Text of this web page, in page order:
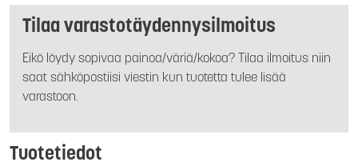
Tilaa varastotäydennysilmoitus
Eikö löydy sopivaa painoa/väriä/kokoa? Tilaa ilmoitus niin
saat sähköpostiisi viestin kun tuotetta tulee lisää
varastoon.
Tuotetiedot